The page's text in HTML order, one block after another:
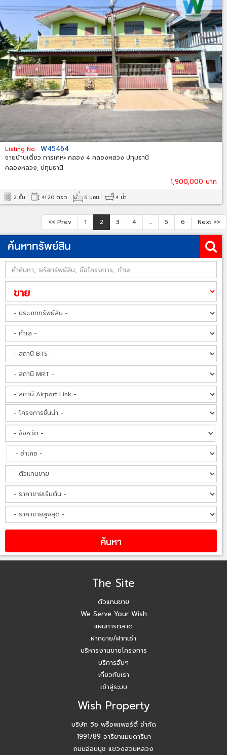
Listing No. W45464
ขายบ้านเดี่ยว การเคหะ คลอง 4 คลองหลวง ปทุมธานี
คลองหลวง, ปทุมธานี
1,900,000 บาท
2 ชั้น 41.20 ตร.ว. 6 นอน 4 น้ำ
<< Prev 1 2 3 4 ... 5 6 Next >>
ค้นหาทรัพย์สิน
The Site
ตัวแทนขาย
We Serve Your Wish
แผนการตลาด
ฝากขาย/ฝากเช่า
บริหารงานขายโครงการ
บริการอื่นๆ
เกี่ยวกับเรา
เข้าสู่ระบบ
Wish Property
บริษัท วิช พร็อพเพอร์ตี้ จำกัด
1991/89 อารียาแมนดารีนา
ถนนอ่อนนุช แขวงสวนหลวง